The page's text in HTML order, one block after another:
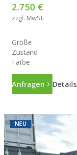
2.750 €
zzgl. MwSt.
Größe
Zustand
Farbe
Anfragen Details
NEU